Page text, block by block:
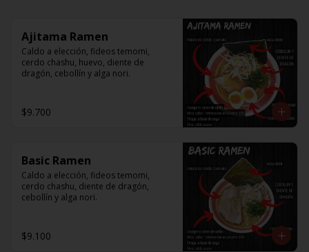
Ajitama Ramen
Caldo a elección, fideos temomi,
cerdo chashu, huevo, diente de
dragón, cebollín y alga nori.
$9.700
Basic Ramen
Caldo a elección, fideos temomi,
cerdo chashu, diente de dragón,
cebollín y alga nori.
$9.100